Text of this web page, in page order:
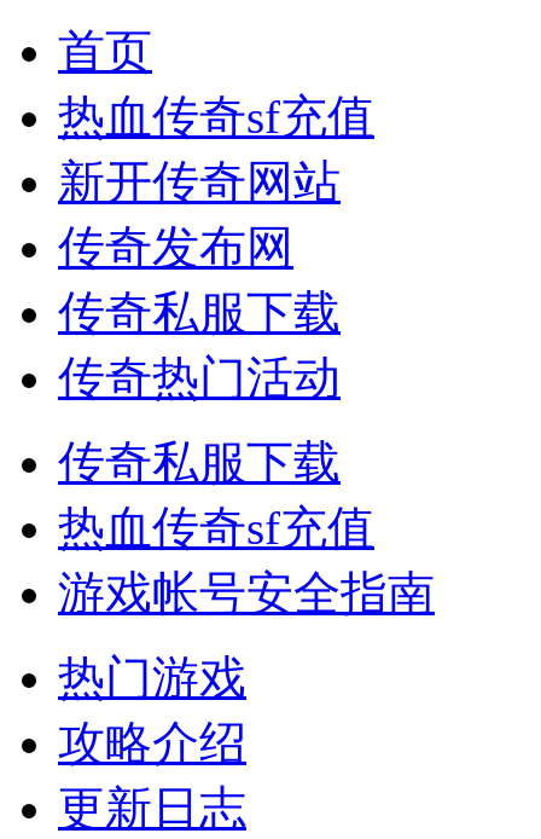
首页
热血传奇sf充值
新开传奇网站
传奇发布网
传奇私服下载
传奇热门活动
传奇私服下载
热血传奇sf充值
游戏帐号安全指南
热门游戏
攻略介绍
更新日志